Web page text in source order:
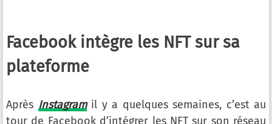
Facebook intègre les NFT sur sa
plateforme
Après Instagramil y a quelques semaines, c’est au
tour de Facebook d’intégrer les NFT sur son réseau